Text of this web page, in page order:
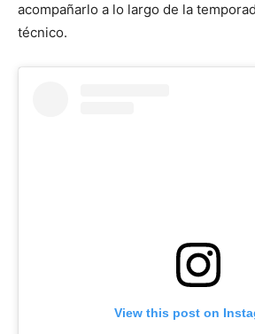
acompañarlo a lo largo de la
técnico.
View this post on